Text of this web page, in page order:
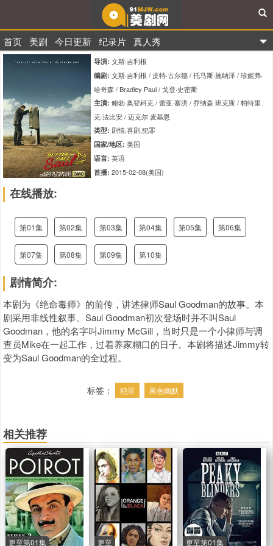
91美剧网
首页 美剧 今日更新 纪录片 真人秀
导演: 文斯·吉利根
编剧: 文斯·吉利根 / 皮特·古尔德 / 托马斯·施纳泽 / 珍妮弗·
哈奇森 / Bradley Paul / 戈登·史密斯
主演: 鲍勃·奥登科克 / 蕾亚·塞洪 / 乔纳森·班克斯 / 帕特里
克·法比安 / 迈克尔·麦基恩
类型: 剧情,喜剧,犯罪
国家/地区: 美国
语言: 英语
首播: 2015-02-08(美国)
在线播放:
第01集 第02集 第03集 第04集 第05集 第06集
第07集 第08集 第09集 第10集
剧情简介:
本剧为《绝命毒师》的前传，讲述律师Saul Goodman的故事。本
剧采用非线性叙事。Saul Goodman初次登场时并不叫Saul
Goodman，他的名字叫Jimmy McGill，当时只是一个小律师与调
查员Mike在一起工作，过着养家糊口的日子。本剧将描述Jimmy转
变为Saul Goodman的全过程。
标签： 犯罪 黑色幽默
相关推荐
更至第01集 更至 更至第01集